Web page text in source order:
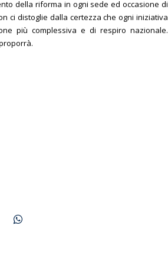
della riforma in ogni sede ed occasione di
ci distoglie dalla certezza che ogni iniziativa
più complessiva e di respiro nazionale.